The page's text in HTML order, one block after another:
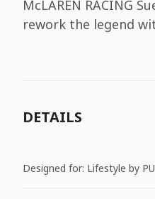
McLAREN RACING
rework the legend
DETAILS
Designed for: Lifestyle by